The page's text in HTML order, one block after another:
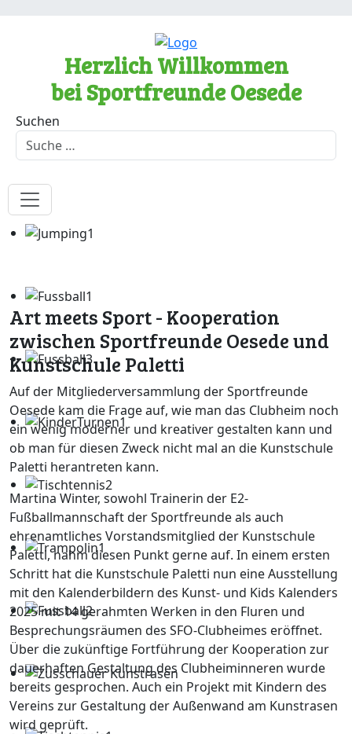
Herzlich Willkommen
bei Sportfreunde Oesede
Suchen
Art meets Sport - Kooperation
zwischen Sportfreunde Oesede und
Kunstschule Paletti
Auf der Mitgliederversammlung der Sportfreunde
Oesede kam die Frage auf, wie man das Clubheim noch
ein wenig moderner und kreativer gestalten kann und
ob man für diesen Zweck nicht mal an die Kunstschule
Paletti herantreten kann.
Martina Winter, sowohl Trainerin der E2-
Fußballmannschaft der Sportfreunde als auch
ehrenamtliches Vorstandsmitglied der Kunstschule
Paletti, nahm diesen Punkt gerne auf. In einem ersten
Schritt hat die Kunstschule Paletti nun eine Ausstellung
mit den Kalenderbildern des Kunst- und Kids Kalenders
2025 mit 14 gerahmten Werken in den Fluren und
Besprechungsräumen des SFO-Clubheimes eröffnet.
Über die zukünftige Fortführung der Kooperation zur
dauerhaften Gestaltung des Clubheiminneren wurde
bereits gesprochen. Auch ein Projekt mit Kindern des
Vereins zur Gestaltung der Außenwand am Kunstrasen
wird geprüft.